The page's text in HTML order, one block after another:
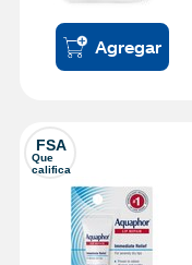
Agregar
FSA
Que
califica